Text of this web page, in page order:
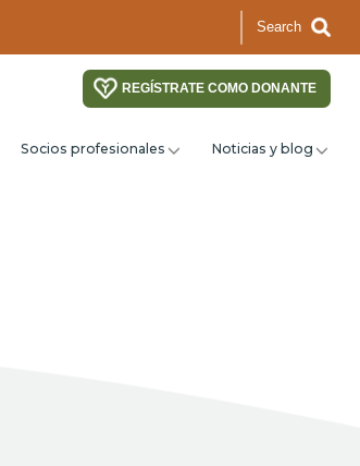
Search
REGÍSTRATE COMO DONANTE
Socios profesionales Noticias y blog